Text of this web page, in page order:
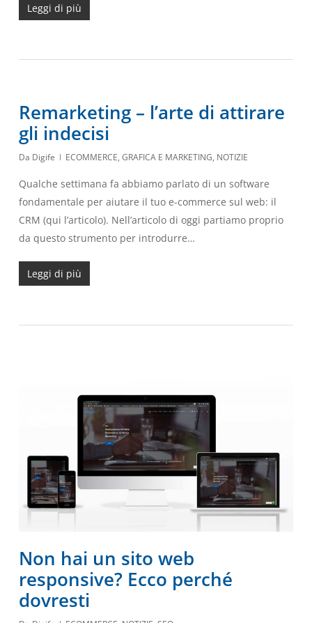
Leggi di più
Remarketing – l’arte di attirare
gli indecisi
Da Digife ECOMMERCE, GRAFICA E MARKETING, NOTIZIE
Qualche settimana fa abbiamo parlato di un software
fondamentale per aiutare il tuo e-commerce sul web: il
CRM (qui l’articolo). Nell’articolo di oggi partiamo proprio
da questo strumento per introdurre…
Leggi di più
Non hai un sito web
responsive? Ecco perché
dovresti